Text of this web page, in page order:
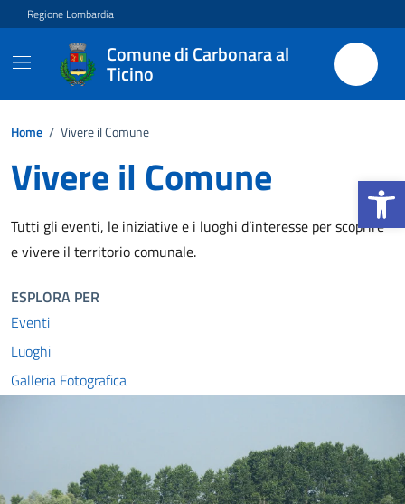
Vai ai contenuti
Vai al footer
Regione Lombardia
Comune di Carbonara al
Ticino
Home / Vivere il Comune
Vivere il Comune
Tutti gli eventi, le iniziative e i luoghi d’interesse per scoprire
e vivere il territorio comunale.
ESPLORA PER
Eventi
Luoghi
Galleria Fotografica
Apri la